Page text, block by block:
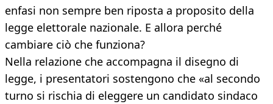
enfasi non sempre ben riposta a proposito della
legge elettorale nazionale. E allora perché
cambiare ciò che funziona?
Nella relazione che accompagna il disegno di
legge, i presentatori sostengono che «al secondo
turno si rischia di eleggere un candidato sindaco